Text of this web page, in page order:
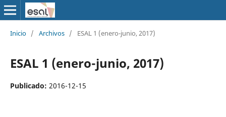
Inicio / Archivos / ESAL 1 (enero-junio, 2017)
ESAL 1 (enero-junio, 2017)
Publicado: 2016-12-15